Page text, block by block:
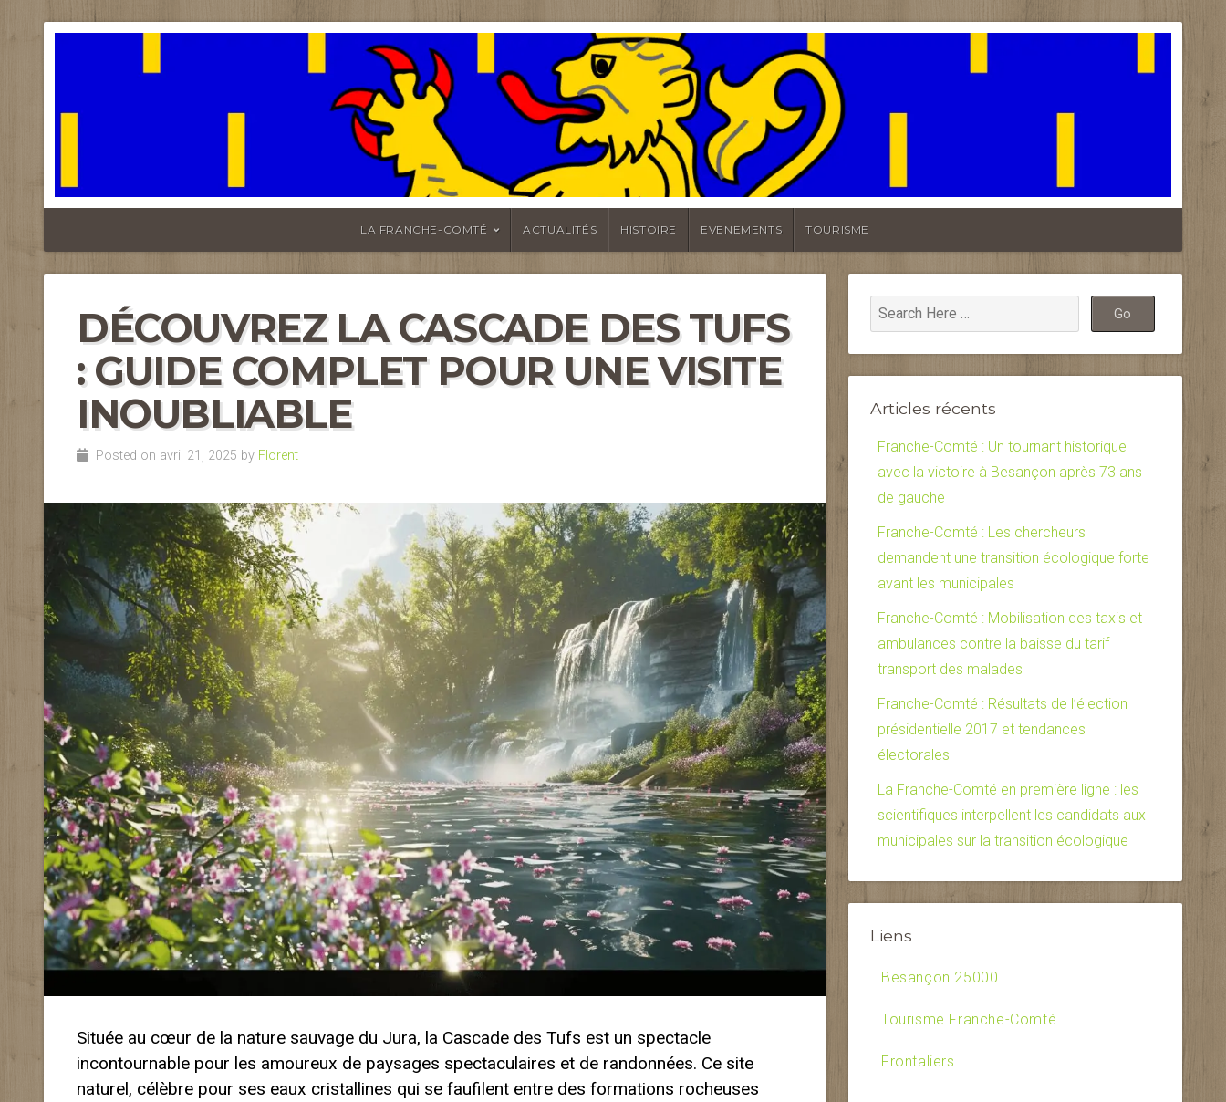
FRANCHE-COMTÉ
LA FRANCHE-COMTÉ ACTUALITÉS HISTOIRE EVENEMENTS TOURISME
DÉCOUVREZ LA CASCADE DES TUFS
: GUIDE COMPLET POUR UNE VISITE
INOUBLIABLE
Posted on avril 21, 2025 by Florent
Située au cœur de la nature sauvage du Jura, la Cascade des Tufs est un spectacle
incontournable pour les amoureux de paysages spectaculaires et de randonnées. Ce site
naturel, célèbre pour ses eaux cristallines qui se faufilent entre des formations rocheuses
Articles récents
Franche-Comté : Un tournant historique
avec la victoire à Besançon après 73 ans
de gauche
Franche-Comté : Les chercheurs
demandent une transition écologique forte
avant les municipales
Franche-Comté : Mobilisation des taxis et
ambulances contre la baisse du tarif
transport des malades
Franche-Comté : Résultats de l’élection
présidentielle 2017 et tendances
électorales
La Franche-Comté en première ligne : les
scientifiques interpellent les candidats aux
municipales sur la transition écologique
Liens
Besançon 25000
Tourisme Franche-Comté
Frontaliers